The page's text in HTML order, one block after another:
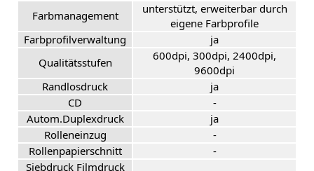
Farbmanagement
unterstützt, erweiterbar durch
eigene Farbprofile
Farbprofilverwaltung
ja
Qualitätsstufen
600dpi, 300dpi, 2400dpi,
9600dpi
Randlosdruck
ja
CD
-
Autom.Duplexdruck
ja
Rolleneinzug
-
Rollenpapierschnitt
-
Siebdruck Filmdruck